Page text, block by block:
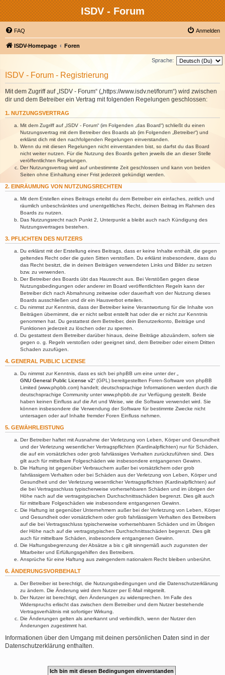
ISDV - Forum
FAQ Anmelden
ISDV-Homepage Foren
Sprache:
ISDV - Forum - Registrierung
Mit dem Zugriff auf „ISDV - Forum“ („https://www.isdv.net/forum“) wird zwischen
dir und dem Betreiber ein Vertrag mit folgenden Regelungen geschlossen:
1. NUTZUNGSVERTRAG
Mit dem Zugriff auf „ISDV - Forum“ (im Folgenden „das Board“) schließt du einen
Nutzungsvertrag mit dem Betreiber des Boards ab (im Folgenden „Betreiber“) und
erklärst dich mit den nachfolgenden Regelungen einverstanden.
Wenn du mit diesen Regelungen nicht einverstanden bist, so darfst du das Board
nicht weiter nutzen. Für die Nutzung des Boards gelten jeweils die an dieser Stelle
veröffentlichten Regelungen.
Der Nutzungsvertrag wird auf unbestimmte Zeit geschlossen und kann von beiden
Seiten ohne Einhaltung einer Frist jederzeit gekündigt werden.
2. EINRÄUMUNG VON NUTZUNGSRECHTEN
Mit dem Erstellen eines Beitrags erteilst du dem Betreiber ein einfaches, zeitlich und
räumlich unbeschränktes und unentgeltliches Recht, deinen Beitrag im Rahmen des
Boards zu nutzen.
Das Nutzungsrecht nach Punkt 2, Unterpunkt a bleibt auch nach Kündigung des
Nutzungsvertrages bestehen.
3. PFLICHTEN DES NUTZERS
Du erklärst mit der Erstellung eines Beitrags, dass er keine Inhalte enthält, die gegen
geltendes Recht oder die guten Sitten verstoßen. Du erklärst insbesondere, dass du
das Recht besitzt, die in deinen Beiträgen verwendeten Links und Bilder zu setzen
bzw. zu verwenden.
Der Betreiber des Boards übt das Hausrecht aus. Bei Verstößen gegen diese
Nutzungsbedingungen oder anderer im Board veröffentlichten Regeln kann der
Betreiber dich nach Abmahnung zeitweise oder dauerhaft von der Nutzung dieses
Boards ausschließen und dir ein Hausverbot erteilen.
Du nimmst zur Kenntnis, dass der Betreiber keine Verantwortung für die Inhalte von
Beiträgen übernimmt, die er nicht selbst erstellt hat oder die er nicht zur Kenntnis
genommen hat. Du gestattest dem Betreiber, dein Benutzerkonto, Beiträge und
Funktionen jederzeit zu löschen oder zu sperren.
Du gestattest dem Betreiber darüber hinaus, deine Beiträge abzuändern, sofern sie
gegen o. g. Regeln verstoßen oder geeignet sind, dem Betreiber oder einem Dritten
Schaden zuzufügen.
4. GENERAL PUBLIC LICENSE
Du nimmst zur Kenntnis, dass es sich bei phpBB um eine unter der „
GNU General Public License v2“ (GPL) bereitgestellten Foren-Software von phpBB
Limited (www.phpbb.com) handelt; deutschsprachige Informationen werden durch die
deutschsprachige Community unter www.phpbb.de zur Verfügung gestellt. Beide
haben keinen Einfluss auf die Art und Weise, wie die Software verwendet wird. Sie
können insbesondere die Verwendung der Software für bestimmte Zwecke nicht
untersagen oder auf Inhalte fremder Foren Einfluss nehmen.
5. GEWÄHRLEISTUNG
Der Betreiber haftet mit Ausnahme der Verletzung von Leben, Körper und Gesundheit
und der Verletzung wesentlicher Vertragspflichten (Kardinalpflichten) nur für Schäden,
die auf ein vorsätzliches oder grob fahrlässiges Verhalten zurückzuführen sind. Dies
gilt auch für mittelbare Folgeschäden wie insbesondere entgangenen Gewinn.
Die Haftung ist gegenüber Verbrauchern außer bei vorsätzlichem oder grob
fahrlässigem Verhalten oder bei Schäden aus der Verletzung von Leben, Körper und
Gesundheit und der Verletzung wesentlicher Vertragspflichten (Kardinalpflichten) auf
die bei Vertragsschluss typischerweise vorhersehbaren Schäden und im übrigen der
Höhe nach auf die vertragstypischen Durchschnittsschäden begrenzt. Dies gilt auch
für mittelbare Folgeschäden wie insbesondere entgangenen Gewinn.
Die Haftung ist gegenüber Unternehmern außer bei der Verletzung von Leben, Körper
und Gesundheit oder vorsätzlichem oder grob fahrlässigem Verhalten des Betreibers
auf die bei Vertragsschluss typischerweise vorhersehbaren Schäden und im Übrigen
der Höhe nach auf die vertragstypischen Durchschnittsschäden begrenzt. Dies gilt
auch für mittelbare Schäden, insbesondere entgangenen Gewinn.
Die Haftungsbegrenzung der Absätze a bis c gilt sinngemäß auch zugunsten der
Mitarbeiter und Erfüllungsgehilfen des Betreibers.
Ansprüche für eine Haftung aus zwingendem nationalem Recht bleiben unberührt.
6. ÄNDERUNGSVORBEHALT
Der Betreiber ist berechtigt, die Nutzungsbedingungen und die Datenschutzerklärung
zu ändern. Die Änderung wird dem Nutzer per E-Mail mitgeteilt.
Der Nutzer ist berechtigt, den Änderungen zu widersprechen. Im Falle des
Widerspruchs erlischt das zwischen dem Betreiber und dem Nutzer bestehende
Vertragsverhältnis mit sofortiger Wirkung.
Die Änderungen gelten als anerkannt und verbindlich, wenn der Nutzer den
Änderungen zugestimmt hat.
Informationen über den Umgang mit deinen persönlichen Daten sind in der
Datenschutzerklärung enthalten.